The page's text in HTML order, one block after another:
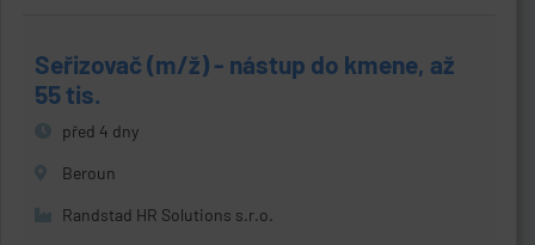
Seřizovač (m/ž) - nástup do kmene, až
55 tis.
před 4 dny
Beroun
Randstad HR Solutions s.r.o.